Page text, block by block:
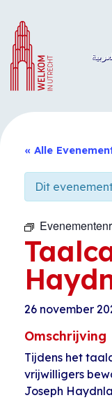
naar
de
inhoud
« Alle
Dit
26 november
Omschrijving
Tijdens het
vrijwilligers
Joseph